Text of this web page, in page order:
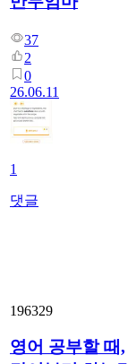
37
2
0
26.06.11
1
댓글
196329
영어 공부할 때,